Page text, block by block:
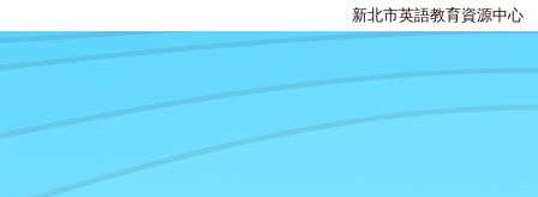
新北市英語教育資源中心